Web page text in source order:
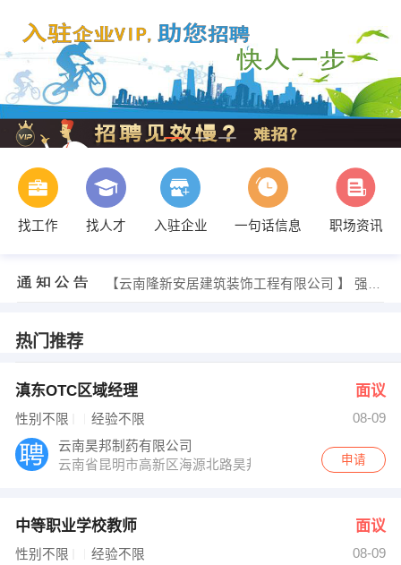
找工作 找人才 入驻企业 一句话信息
职场资讯
【云南隆新安居建筑装饰工程有限公司 】 强势入驻
马主任 发布 [绩效专员 ] 招聘信息
发布 [安装造价师 ] 招聘信息
热门推荐
滇东OTC区域经理 面议
性别不限 经验不限
08-09
云南昊邦制药有限公司
云南省昆明市高新区海源北路昊邦大厦
申请
中等职业学校教师 面议
性别不限 经验不限
08-09